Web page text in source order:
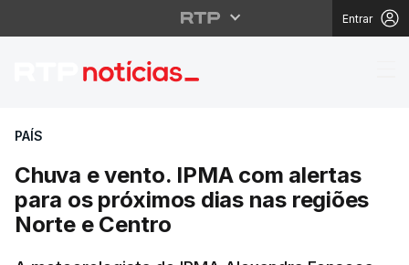
Entrar
Chuva e vento. IPMA
PAÍS
Chuva e vento. IPMA com alertas
para os próximos dias nas regiões
Norte e Centro